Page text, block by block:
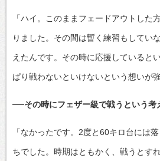
「ハイ。このままフェードアウトした
りました。その間は暫く練習もしてい
えたんです。その時に応援していると
ぱり戦わないといけないという想いが
──その時にフェザー級で戦うという考
「なかったです。2度と60キロ台には
ちでした。時期はともかく、戦うとす